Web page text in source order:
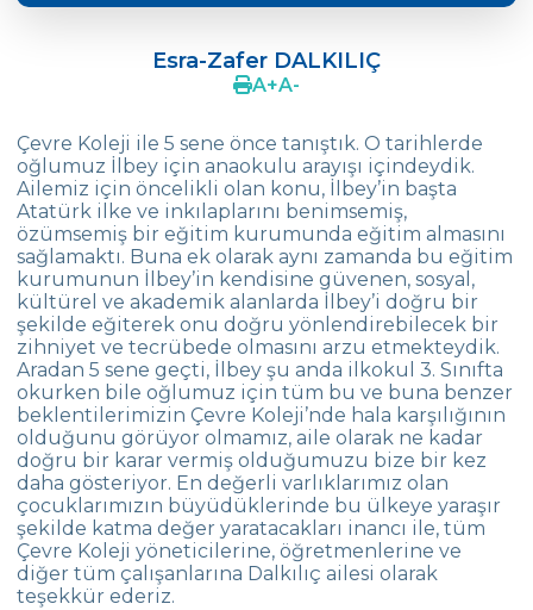
Melek TAŞTAN TÜYSÜZ
Ayşegül YAĞÇI
Yasemin ERTOK
Sumru ECER
Dilek GÜL
M. Faruk GÜL
Sevgen ERALP
Ebru ERGÜN
Pelin SARPKAN TOYKOÇ
Alper ULUSOY
Serap AVCI
Esra-Zafer DALKILIÇ
A+A-
Çevre Koleji ile 5 sene önce tanıştık. O tarihlerde
oğlumuz İlbey için anaokulu arayışı içindeydik.
Ailemiz için öncelikli olan konu, İlbey’in başta
Atatürk ilke ve inkılaplarını benimsemiş,
özümsemiş bir eğitim kurumunda eğitim almasını
sağlamaktı. Buna ek olarak aynı zamanda bu eğitim
kurumunun İlbey’in kendisine güvenen, sosyal,
kültürel ve akademik alanlarda İlbey’i doğru bir
şekilde eğiterek onu doğru yönlendirebilecek bir
zihniyet ve tecrübede olmasını arzu etmekteydik.
Aradan 5 sene geçti, İlbey şu anda ilkokul 3. Sınıfta
okurken bile oğlumuz için tüm bu ve buna benzer
beklentilerimizin Çevre Koleji’nde hala karşılığının
olduğunu görüyor olmamız, aile olarak ne kadar
doğru bir karar vermiş olduğumuzu bize bir kez
daha gösteriyor. En değerli varlıklarımız olan
çocuklarımızın büyüdüklerinde bu ülkeye yaraşır
şekilde katma değer yaratacakları inancı ile, tüm
Çevre Koleji yöneticilerine, öğretmenlerine ve
diğer tüm çalışanlarına Dalkılıç ailesi olarak
teşekkür ederiz.